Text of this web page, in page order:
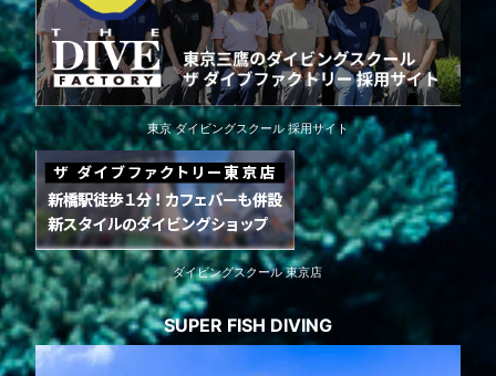
東京 ダイビングスクール 採用サイト
ダイビングスクール 東京店
SUPER FISH DIVING